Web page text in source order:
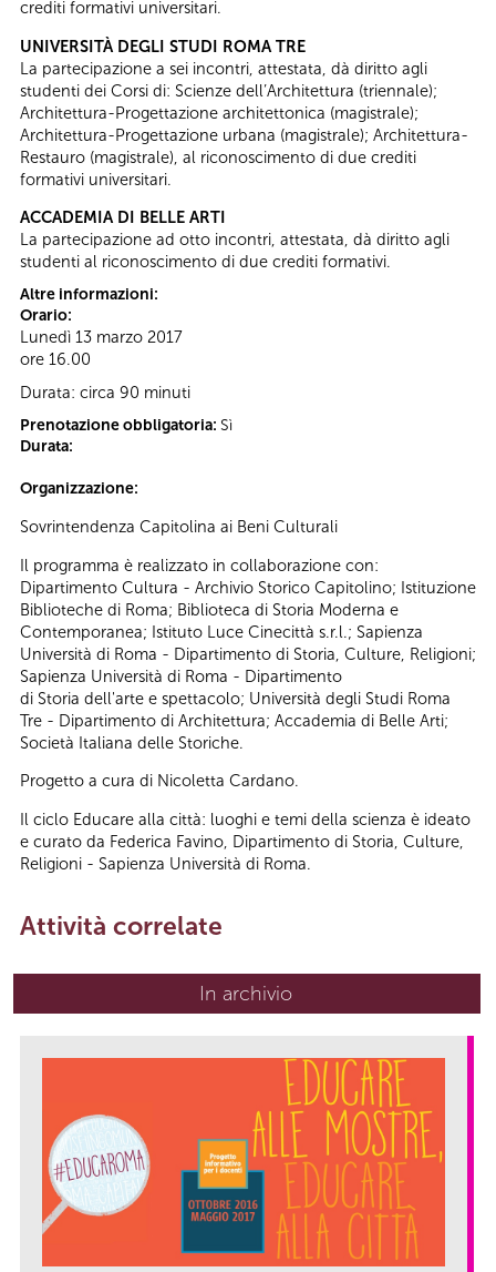
crediti formativi universitari.
UNIVERSITÀ DEGLI STUDI ROMA TRE
La partecipazione a sei incontri, attestata, dà diritto agli
studenti dei Corsi di: Scienze dell’Architettura (triennale);
Architettura-Progettazione architettonica (magistrale);
Architettura-Progettazione urbana (magistrale); Architettura-
Restauro (magistrale), al riconoscimento di due crediti
formativi universitari.
ACCADEMIA DI BELLE ARTI
La partecipazione ad otto incontri, attestata, dà diritto agli
studenti al riconoscimento di due crediti formativi.
Altre informazioni:
Orario:
Lunedì 13 marzo 2017
ore 16.00
Durata: circa 90 minuti
Prenotazione obbligatoria: Sì
Durata:
Organizzazione:
Sovrintendenza Capitolina ai Beni Culturali
Il programma è realizzato in collaborazione con:
Dipartimento Cultura - Archivio Storico Capitolino; Istituzione
Biblioteche di Roma; Biblioteca di Storia Moderna e
Contemporanea; Istituto Luce Cinecittà s.r.l.; Sapienza
Università di Roma - Dipartimento di Storia, Culture, Religioni;
Sapienza Università di Roma - Dipartimento
di Storia dell'arte e spettacolo; Università degli Studi Roma
Tre - Dipartimento di Architettura; Accademia di Belle Arti;
Società Italiana delle Storiche.
Progetto a cura di Nicoletta Cardano.
Il ciclo Educare alla città: luoghi e temi della scienza è ideato
e curato da Federica Favino, Dipartimento di Storia, Culture,
Religioni - Sapienza Università di Roma.
Attività correlate
In archivio